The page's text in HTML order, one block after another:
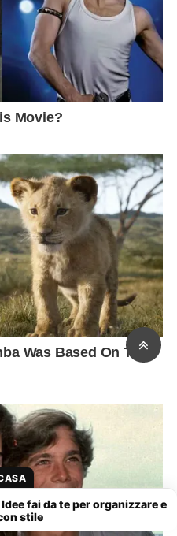
fai da te per organizzare e
stile